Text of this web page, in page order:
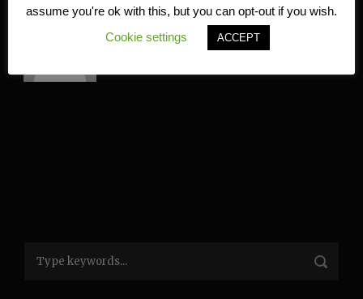
Kire
assume you're ok with this, but you can opt-out if you wish.
Cookie settings
ACCEPT